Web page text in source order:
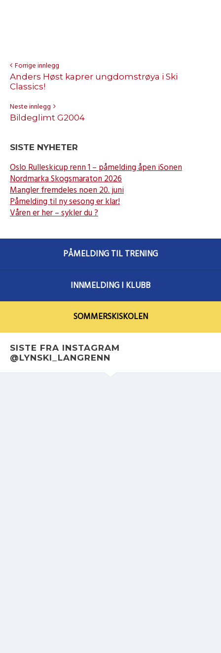
Forrige innlegg
Anders Høst kaprer ungdomstrøya i Ski
Classics!
Neste innlegg
Bildeglimt G2004
SISTE NYHETER
Oslo Rulleskicup renn 1 – påmelding åpen iSonen
Nordmarka Skogsmaraton 2026
Mangler fremdeles noen 20. juni
Påmelding til ny sesong er klar!
Våren er her – sykler du ?
PÅMELDING TIL TRENING
INNMELDING I KLUBB
SOMMERSKISKOLEN
SISTE FRA INSTAGRAM
@LYNSKI_LANGRENN